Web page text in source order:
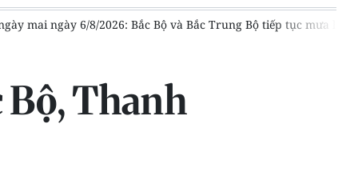
hưởng trực tiếp đến đất liền Lũ trên sông Nậm Pàn vượt
Bộ, Thanh